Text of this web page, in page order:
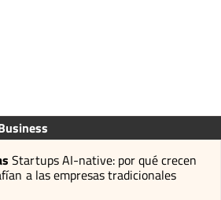
Startups AI-native: por qué crecen
a las empresas tradicionales